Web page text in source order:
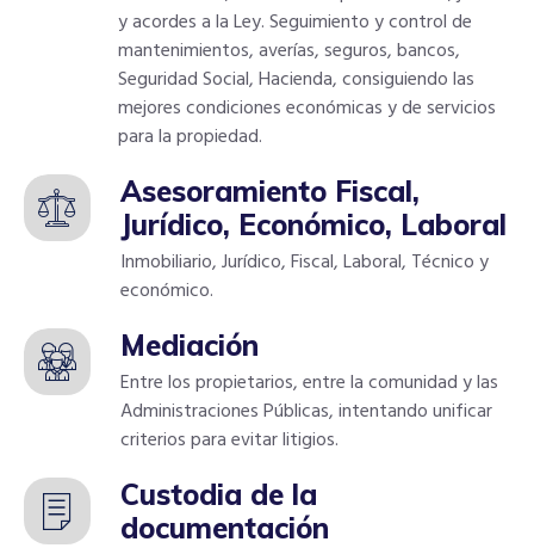
y acordes a la Ley. Seguimiento y control de
mantenimientos, averías, seguros, bancos,
Seguridad Social, Hacienda, consiguiendo las
mejores condiciones económicas y de servicios
para la propiedad.
Asesoramiento Fiscal,
Jurídico, Económico, Laboral
Inmobiliario, Jurídico, Fiscal, Laboral, Técnico y
económico.
Mediación
Entre los propietarios, entre la comunidad y las
Administraciones Públicas, intentando unificar
criterios para evitar litigios.
Custodia de la
documentación